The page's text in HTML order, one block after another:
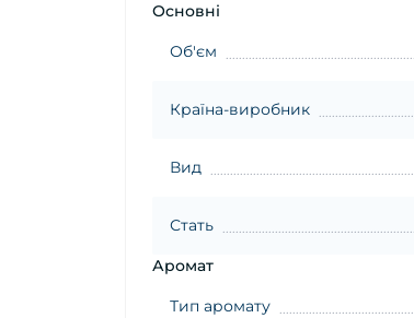
Основні
Об'єм
Країна-виробник
Вид
Стать
Аромат
Тип аромату